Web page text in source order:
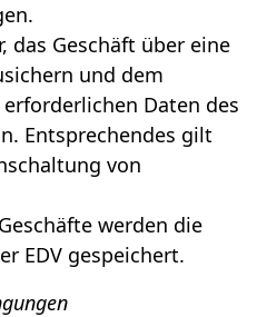
das Geschäft über eine
und dem
Daten des
Entsprechendes gilt
von
werden die
EDV gespeichert.